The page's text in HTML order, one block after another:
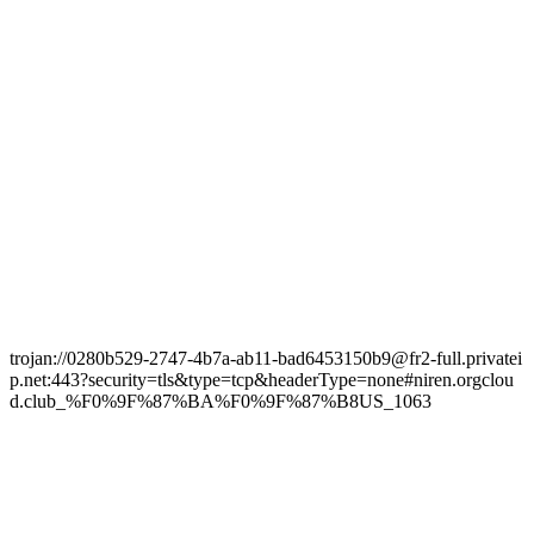
trojan://0280b529-2747-4b7a-ab11-bad6453150b9@fr2-full.privatei
p.net:443?security=tls&type=tcp&headerType=none#niren.orgclou
d.club_%F0%9F%87%BA%F0%9F%87%B8US_1063